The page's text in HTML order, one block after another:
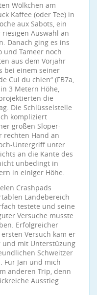
Wölkchen am
Kaffee (oder Tee) in
aux Sabots, ein
Auswahl an
Danach ging es ins
und Tameer noch
aus dem Vorjahr
bei einem seiner
Cul du chien“ (FB7a,
3 Metern Höhe,
die
Die Schlüsselstelle
kompliziert
großen Sloper-
rechten Hand an
Untergriff unter
an die Kante des
unbedingt in
in einiger Höhe.
Crashpads
Landebereich
testete und seine
Versuche musste
Erfolgreicher
Versuch kam er
und mit Unterstüzung
Schweitzer
Für Jan und mich
anderen Trip, denn
Ausstieg